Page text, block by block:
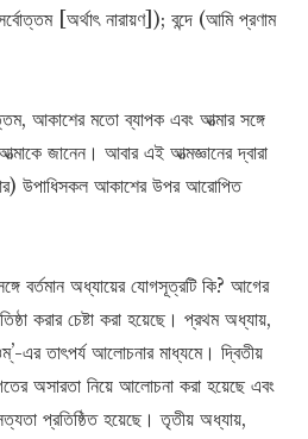
[অর্থাৎ নারায়ণ]); বন্দে (আমি প্রণাম
আকাশের মতো ব্যাপক এবং আত্মার সঙ্গে
জানেন। আবার এই আত্মজ্ঞানের দ্বারা
উপাধিসকল আকাশের উপর আরোপিত
সঙ্গে বর্তমান অধ্যায়ের যোগসূত্রটি কি? আগের
করার চেষ্টা করা হয়েছে। প্রথম অধ্যায়,
এর তাৎপর্য আলোচনার মাধ্যমে। দ্বিতীয়
অসারতা নিয়ে আলোচনা করা হয়েছে এবং
প্রতিষ্ঠিত হয়েছে। তৃতীয় অধ্যায়,